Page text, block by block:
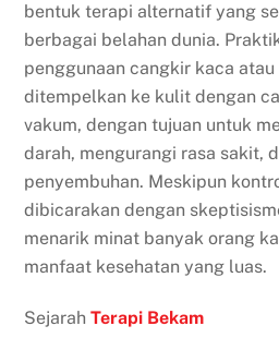
bentuk terapi alternatif yang
berbagai belahan dunia.
penggunaan cangkir kaca
ditempelkan ke kulit dengan
vakum, dengan tujuan untuk
darah, mengurangi rasa sakit,
penyembuhan. Meskipun
dibicarakan dengan
menarik minat banyak orang
manfaat kesehatan yang luas.
SejarahTerapi Bekam